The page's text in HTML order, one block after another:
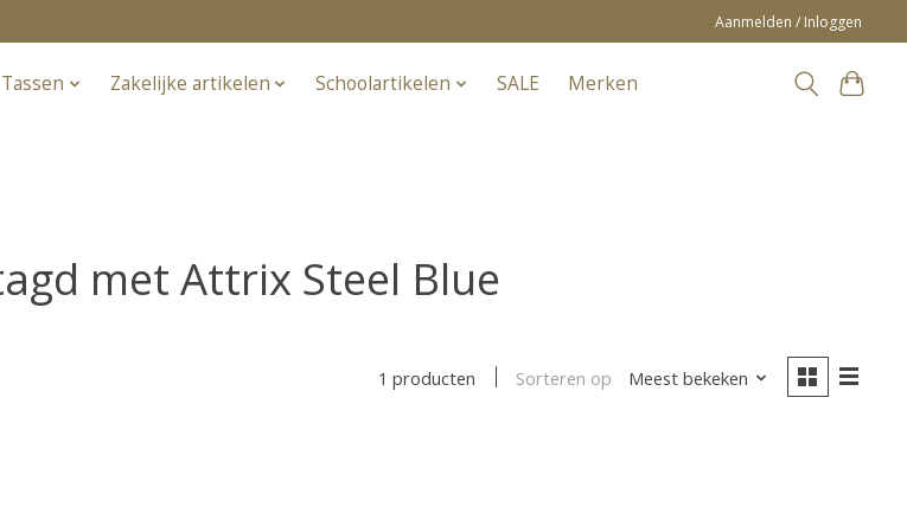
Aanmelden / Inloggen
Tassen Zakelijke artikelen Schoolartikelen SALE Merken
met Attrix Steel Blue
1 producten Sorteren op Meest bekeken